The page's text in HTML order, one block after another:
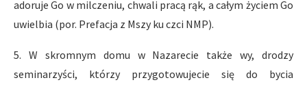
adoruje Go w milczeniu, chwali pracą rąk, a całym życiem Go
uwielbia (por. Prefacja z Mszy ku czci NMP).
5. W skromnym domu w Nazarecie także wy, drodzy
seminarzyści, którzy przygotowujecie się do bycia